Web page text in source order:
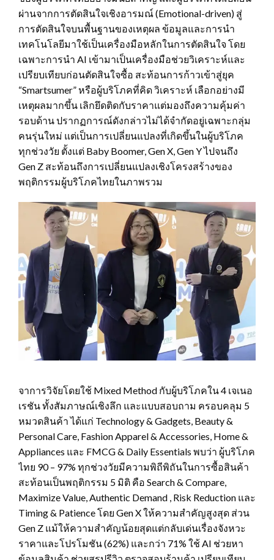
ผ่านจากการตัดสินใจเชิงอารมณ์ (Emotional-driven) สู่
การตัดสินใจบนพื้นฐานของเหตุผล ข้อมูลและการนำ
เทคโนโลยีมาใช้เป็นเครื่องมือหลักในการตัดสินใจ โดย
เฉพาะการนำ AI เข้ามาเป็นเครื่องมือช่วยวิเคราะห์และ
เปรียบเทียบก่อนตัดสินใจซื้อ สะท้อนการก้าวเข้าสู่ยุค
“Smartsumer” หรือผู้บริโภคที่คิด วิเคราะห์ เลือกอย่างมี
เหตุผลมากขึ้น เลิกยึดติดกับราคาแต่มองถึงความคุ้มค่า
รอบด้าน ปรากฏการณ์ดังกล่าวไม่ได้จำกัดอยู่เฉพาะกลุ่ม
คนรุ่นใหม่ แต่เป็นการเปลี่ยนแปลงที่เกิดขึ้นในผู้บริโภค
ทุกช่วงวัย ตั้งแต่ Baby Boomer, Gen X, Gen Y ไปจนถึง
Gen Z สะท้อนถึงการเปลี่ยนแปลงเชิงโครงสร้างของ
พฤติกรรมผู้บริโภคไทยในภาพรวม
จาการวิจัยโดยใช้ Mixed Method กับผู้บริโภคใน 4 เจเนอ
เรชัน ทั้งสัมภาษณ์เชิงลึก และแบบสอบถาม ครอบคลุม 5
หมวดสินค้า ได้แก่ Technology & Gadgets, Beauty &
Personal Care, Fashion Apparel & Accessories, Home &
Appliances และ FMCG & Daily Essentials พบว่า ผู้บริโภค
ไทย 90 – 97% ทุกช่วงวัยมีความพิถีพิถันในการซื้อสินค้า
สะท้อนเป็นพฤติกรรม 5 มิติ คือ Search & Compare,
Maximize Value, Authentic Demand , Risk Reduction และ
Timing & Patience โดย Gen X ให้ความสำคัญสูงสุด ส่วน
Gen Z แม้ให้ความสำคัญน้อยสุดแต่กลับเด่นเรื่องจังหวะ
ราคาและโปรโมชัน (62%) และกว่า 71% ใช้ AI ช่วยหา